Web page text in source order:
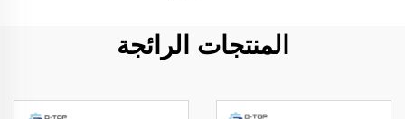
المنتجات الرائجة